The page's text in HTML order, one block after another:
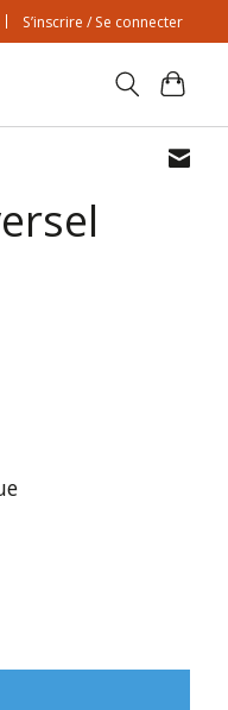
S’inscrire / Se connecter